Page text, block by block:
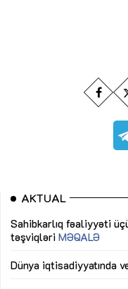
AKTUAL
Sahibkarlıq fəaliyyəti
təşviqləri MƏQALƏ
Dünya iqtisadiyyatında